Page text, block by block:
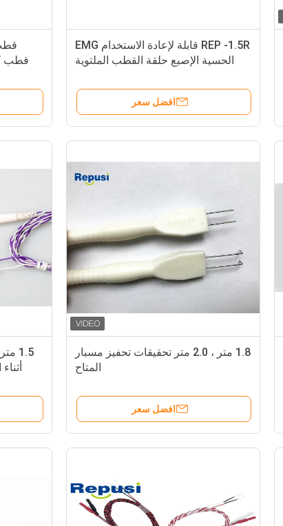
REP -1.5R قابلة لإعادة الاستخدام EMG
الحسية الإصبع حلقة القطب الملتوية
افضل سعر
1.8 متر ، 2.0 متر تحقيقات تحفيز مسبار
المتاح
افضل سعر